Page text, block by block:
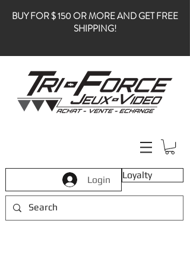
BUY FOR $ 150 OR MORE AND GET FREE
SHIPPING!
Login Loyalty